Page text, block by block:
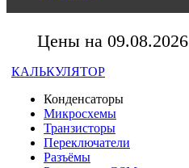
Цены на 09.08.2026
КАЛЬКУЛЯТОР
Конденсаторы
Микросхемы
Транзисторы
Переключатели
Разъёмы